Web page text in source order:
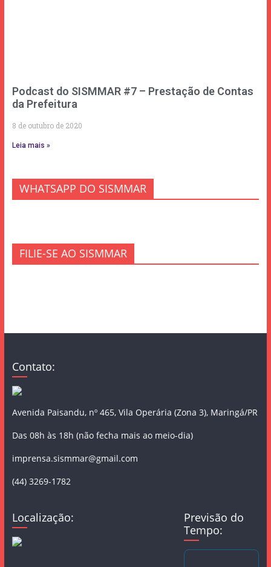
Podcast do SISMMAR #7 – Prestação de Contas
da Prefeitura
8 de outubro de 2020
Leia mais »
WHATSAPP DO SISMMAR
FILIE-SE AO SISMMAR
Contato:
Avenida Paisandu, nº 465, Vila Operária (Zona 3), Maringá/PR
Das 08h às 18h (não fecha mais ao meio-dia)
imprensa.sismmar@gmail.com
(44) 3269-1782
Localização:
Previsão do
Tempo: